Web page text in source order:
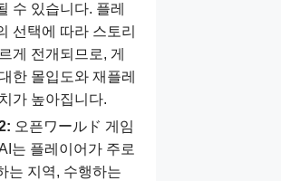
수 있습니다. 플레
선택에 따라 스토리
게 전개되므로, 게
한 몰입도와 재플레
가 높아집니다.
오픈ワールド 게임
는 플레이어가 주로
는 지역, 수행하는